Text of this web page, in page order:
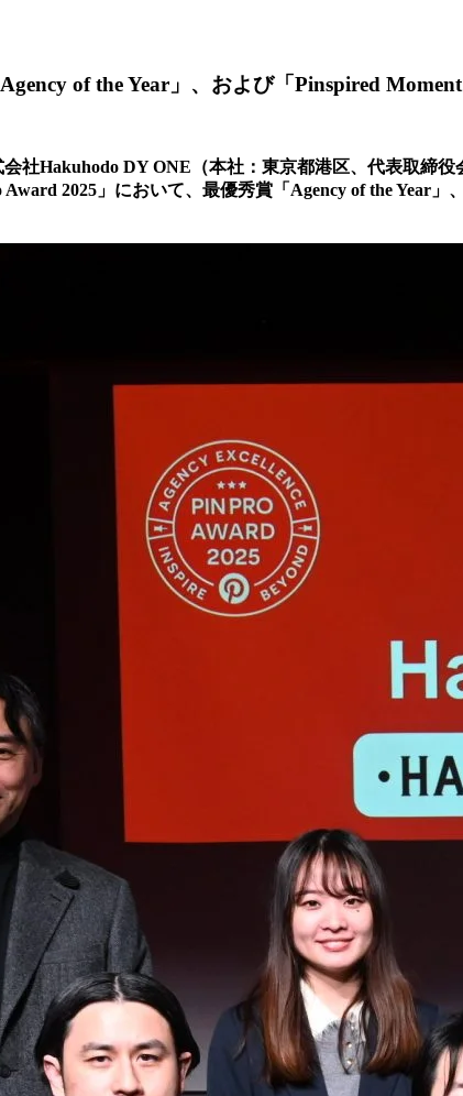
of the Year」、および「Pinspired
社Hakuhodo DY ONE（本社：東京都港区、代表取締
2025」において、最優秀賞「Agency of the Year」